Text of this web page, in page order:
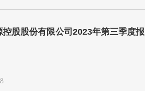
控股股份有限公司2023年第三季度报